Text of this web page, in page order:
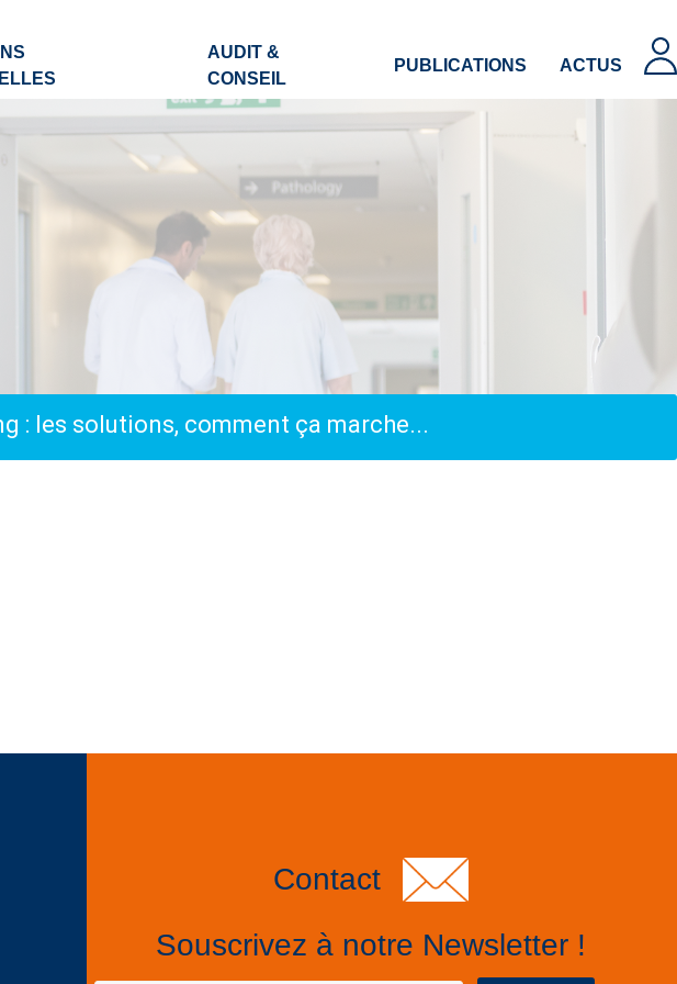
AUDIT &
CONSEIL
PUBLICATIONS ACTUS
: les solutions, comment ça marche...
Contact
Souscrivez à notre Newsletter !